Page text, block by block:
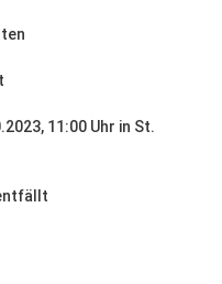
11:00 Uhr in St.